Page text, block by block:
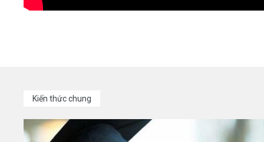
Kiến thức chung